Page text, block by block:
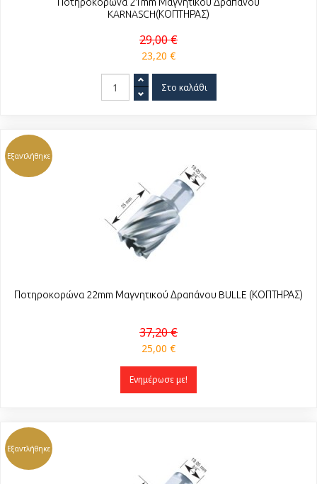
KARNASCH(ΚΟΠΤΗΡΑΣ)
29,00 €
23,20 €
Εξαντλήθηκε
Ποτηροκορώνα 22mm Μαγνητικού Δραπάνου BULLE (ΚΟΠΤΗΡΑΣ)
37,20 €
25,00 €
Ενημέρωσε με!
Εξαντλήθηκε